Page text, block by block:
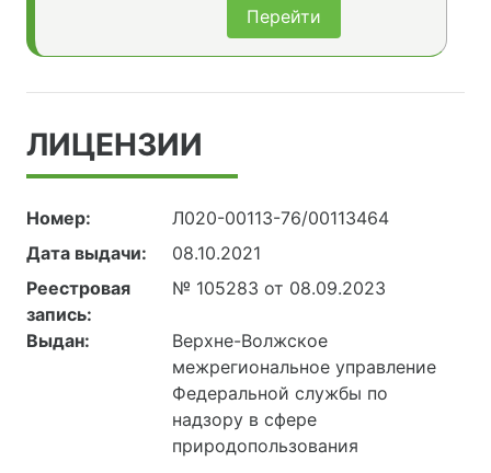
Перейти
ЛИЦЕНЗИИ
Номер:
Л020-00113-76/00113464
Дата выдачи:
08.10.2021
Реестровая
запись:
№ 105283 от 08.09.2023
Выдан:
Верхне-Волжское
межрегиональное управление
Федеральной службы по
надзору в сфере
природопользования